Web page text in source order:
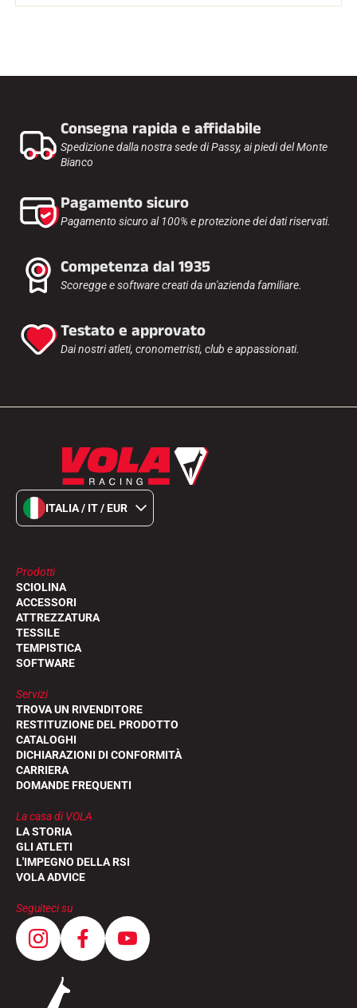
Consegna rapida e affidabile
Spedizione dalla nostra sede di Passy, ai piedi del Monte
Bianco
Pagamento sicuro
Pagamento sicuro al 100% e protezione dei dati riservati.
Competenza dal 1935
Scoregge e software creati da un'azienda familiare.
Testato e approvato
Dai nostri atleti, cronometristi, club e appassionati.
ITALIA / IT / EUR
Prodotti
SCIOLINA
ACCESSORI
ATTREZZATURA
TESSILE
TEMPISTICA
SOFTWARE
Servizi
TROVA UN RIVENDITORE
RESTITUZIONE DEL PRODOTTO
CATALOGHI
DICHIARAZIONI DI CONFORMITÀ
CARRIERA
DOMANDE FREQUENTI
La casa di VOLA
LA STORIA
GLI ATLETI
L'IMPEGNO DELLA RSI
VOLA ADVICE
Seguiteci su